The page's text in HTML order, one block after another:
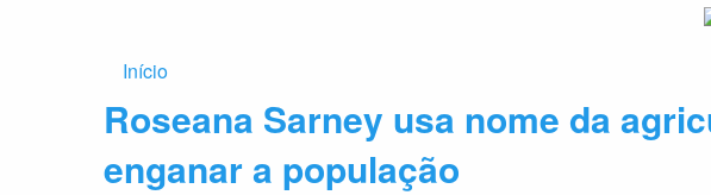
Início
Roseana Sarney usa nome da
enganar a população